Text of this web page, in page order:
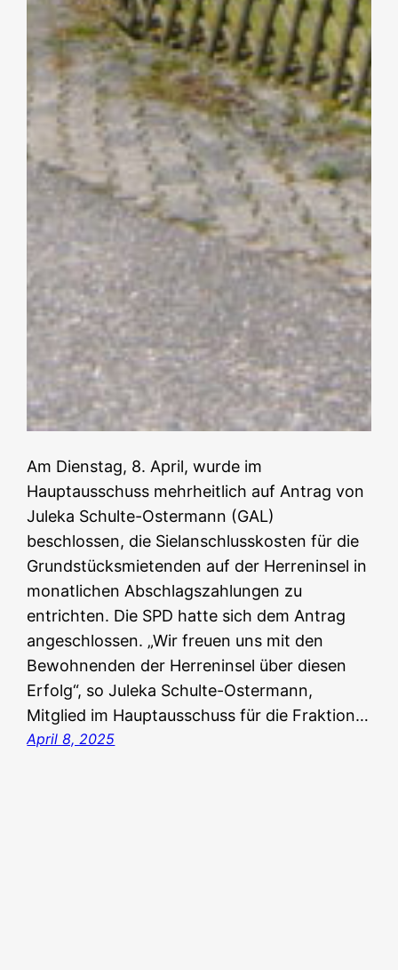
Am Dienstag, 8. April, wurde im
Hauptausschuss mehrheitlich auf Antrag von
Juleka Schulte-Ostermann (GAL)
beschlossen, die Sielanschlusskosten für die
Grundstücksmietenden auf der Herreninsel in
monatlichen Abschlagszahlungen zu
entrichten. Die SPD hatte sich dem Antrag
angeschlossen. „Wir freuen uns mit den
Bewohnenden der Herreninsel über diesen
Erfolg“, so Juleka Schulte-Ostermann,
Mitglied im Hauptausschuss für die Fraktion…
April 8, 2025